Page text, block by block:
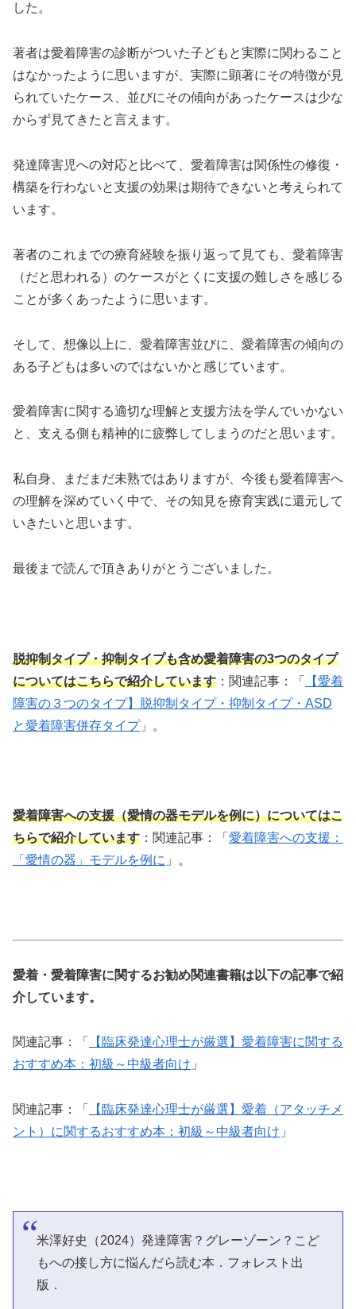
した。
著者は愛着障害の診断がついた子どもと実際に関わること
はなかったように思いますが、実際に顕著にその特徴が見
られていたケース、並びにその傾向があったケースは少な
からず見てきたと言えます。
発達障害児への対応と比べて、愛着障害は関係性の修復・
構築を行わないと支援の効果は期待できないと考えられて
います。
著者のこれまでの療育経験を振り返って見ても、愛着障害
（だと思われる）のケースがとくに支援の難しさを感じる
ことが多くあったように思います。
そして、想像以上に、愛着障害並びに、愛着障害の傾向の
ある子どもは多いのではないかと感じています。
愛着障害に関する適切な理解と支援方法を学んでいかない
と、支える側も精神的に疲弊してしまうのだと思います。
私自身、まだまだ未熟ではありますが、今後も愛着障害へ
の理解を深めていく中で、その知見を療育実践に還元して
いきたいと思います。
最後まで読んで頂きありがとうございました。
脱抑制タイプ・抑制タイプも含め愛着障害の3つのタイプ
についてはこちらで紹介しています ：関連記事：「
【愛着
障害の３つのタイプ】脱抑制タイプ・抑制タイプ・ASD
と愛着障害併存タイプ」。
愛着障害への支援（愛情の器モデルを例に）についてはこ
ちらで紹介しています ：関連記事：「 愛着障害への支援：
「愛情の器」モデルを例に 」。
愛着・愛着障害に関するお勧め関連書籍は以下の記事で紹
介しています。
関連記事：「
【臨床発達心理士が厳選】愛着障害に関する
おすすめ本：初級～中級者向け 」
関連記事：「
【臨床発達心理士が厳選】愛着（アタッチメ
ント）に関するおすすめ本：初級～中級者向け 」
米澤好史（2024）発達障害？グレーゾーン？こど
もへの接し方に悩んだら読む本．フォレスト出
版．